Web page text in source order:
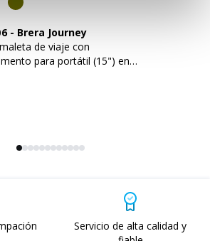
- Brera Journey
de viaje con
para portátil (15") en
Servicio de alta calidad y